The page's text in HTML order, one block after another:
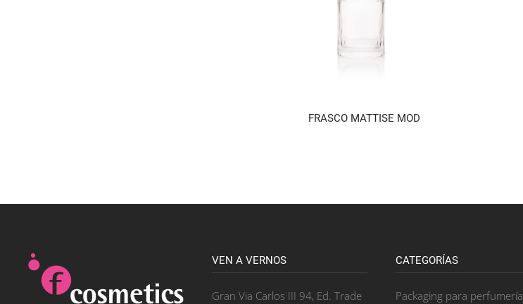
FRASCO MATTISE MOD
VEN A VERNOS
Gran Via Carlos III 94, Ed. Trade
CATEGORÍAS
Packaging para perfumería